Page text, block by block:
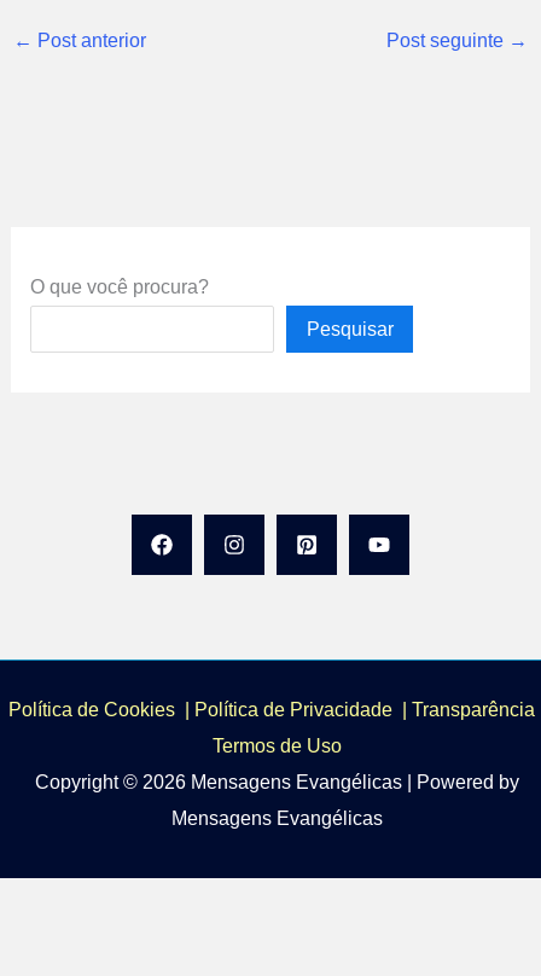
← Post anterior Post seguinte →
O que você procura?
Pesquisar
Política de Cookies | Política de Privacidade | Transparência
Termos de Uso
Copyright © 2026 Mensagens Evangélicas | Powered by
Mensagens Evangélicas